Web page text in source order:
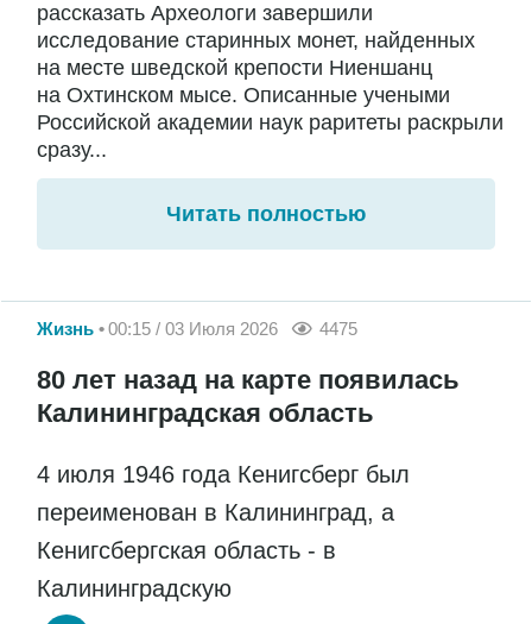
рассказать Археологи завершили
исследование старинных монет, найденных
на месте шведской крепости Ниеншанц
на Охтинском мысе. Описанные учеными
Российской академии наук раритеты раскрыли
сразу...
Читать полностью
Жизнь 00:15 / 03 Июля 2026 4475
80 лет назад на карте появилась
Калининградская область
4 июля 1946 года Кенигсберг был
переименован в Калининград, а
Кенигсбергская область - в
Калининградскую